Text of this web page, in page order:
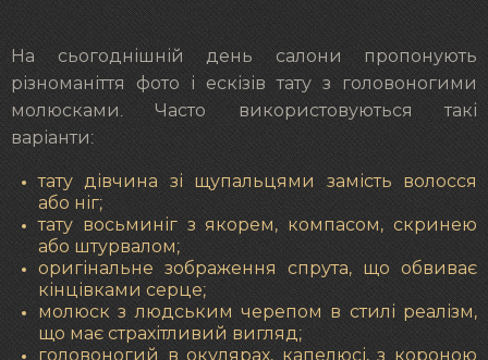
На сьогоднішній день салони пропонують
різноманіття фото і ескізів тату з головоногими
молюсками. Часто використовуються такі
варіанти:
тату дівчина зі щупальцями замість волосся
або ніг;
тату восьминіг з якорем, компасом, скринею
або штурвалом;
оригінальне зображення спрута, що обвиває
кінцівками серце;
молюск з людським черепом в стилі реалізм,
що має страхітливий вигляд;
головоногий в окулярах, капелюсі, з короною